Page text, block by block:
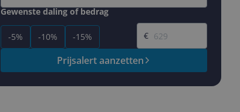
Gewenste daling of bedrag
-5% -10% -15%
Gewenste prijs
€
Prijsalert aanzetten